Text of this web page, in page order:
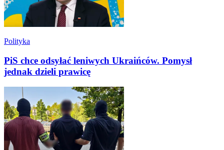
Polityka
PiS chce odsyłać leniwych Ukraińców. Pomysł
jednak dzieli prawicę